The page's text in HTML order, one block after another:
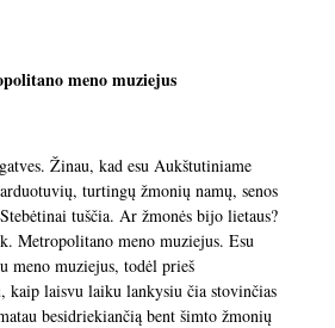
meno muziejus
Žinau, kad esu Aukštutiniame
turtingų žmonių namų, senos
tuščia. Ar žmonės bijo lietaus?
Metropolitano meno muziejus. Esu
meno muziejus, todėl prieš
kaip laisvu laiku lankysiu čia stovinčias
besidriekiančią bent šimto žmonių